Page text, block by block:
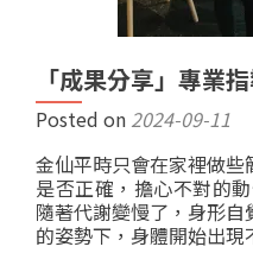
「成果分享」專業
Posted on 2024-09-11
金仙平時只會在家裡做
是否正確，擔心不對的
隨著代謝變慢了，身形
的姿勢下，身體開始出現